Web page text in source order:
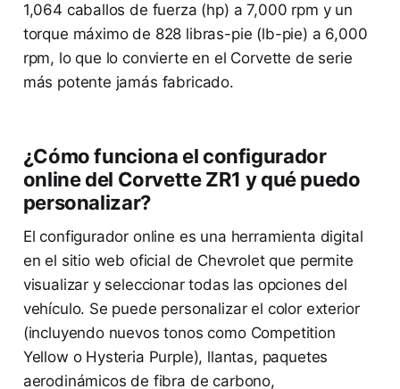
1,064 caballos de fuerza (hp) a 7,000 rpm y un
torque máximo de 828 libras-pie (lb-pie) a 6,000
rpm, lo que lo convierte en el Corvette de serie
más potente jamás fabricado.
¿Cómo funciona el configurador
online del Corvette ZR1 y qué puedo
personalizar?
El configurador online es una herramienta digital
en el sitio web oficial de Chevrolet que permite
visualizar y seleccionar todas las opciones del
vehículo. Se puede personalizar el color exterior
(incluyendo nuevos tonos como Competition
Yellow o Hysteria Purple), llantas, paquetes
aerodinámicos de fibra de carbono,